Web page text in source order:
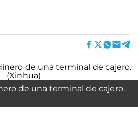
de una terminal de cajero.